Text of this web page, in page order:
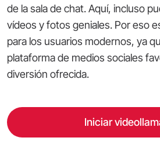
de la sala de chat. Aquí, incluso
vídeos y fotos geniales. Por eso
para los usuarios modernos, ya
plataforma de medios sociales
diversión ofrecida.
Iniciar